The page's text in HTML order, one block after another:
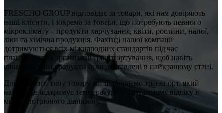
FRESCHO GROUP відповідає за товари, які нам довіряють
наші клієнти, і зокрема за товари, що потребують певного
мікроклімату – продукти харчування, квіти, рослини, напої,
ліки та хімічна продукція. Фахівці нашої компанії
дотримуються всіх міжнародних стандартів під час
планування та організації транспортування, щоб навіть
швидкопсувні продукти були доставлені в найкращому стані.
Для кожного типу товару ми підбираємо транспорт, який
найкраще підтримує температуру у вантажному відсіку в
межах потрібного діапазону.